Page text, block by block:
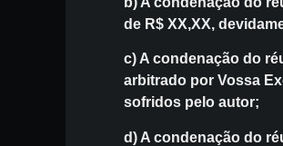
de R$ XX,XX,
c) A condenação do
arbitrado por Vossa
sofridos pelo autor;
d) A condenação do